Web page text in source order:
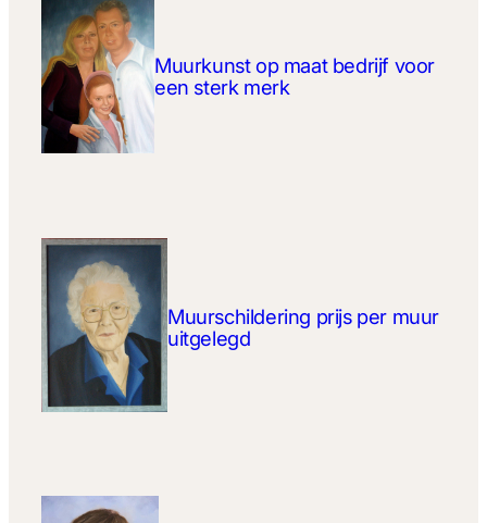
Muurkunst op maat bedrijf voor
een sterk merk
Muurschildering prijs per muur
uitgelegd